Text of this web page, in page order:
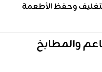
لتغليف وحفظ الأطعمة
والمطابخ